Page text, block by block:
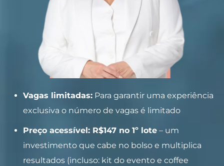
Vagas limitadas: Para garantir uma experiência
exclusiva o número de vagas é limitado
Preço acessível: R$147 no 1º lote – um
investimento que cabe no bolso e multiplica
resultados (incluso: kit do evento e coffee